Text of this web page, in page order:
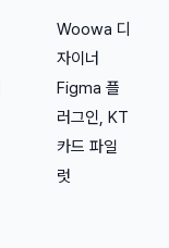
Woowa 디
자이너
Figma 플
러그인, KT
카드 파일
럿